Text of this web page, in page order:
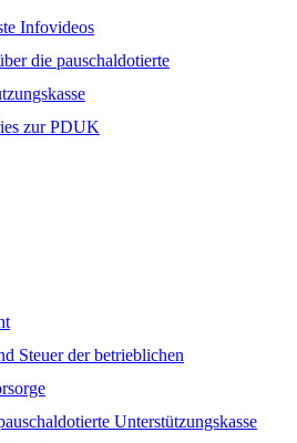
Infovideos
die pauschaldotierte
zur PDUK
Steuer der betrieblichen
Unterstützungskasse